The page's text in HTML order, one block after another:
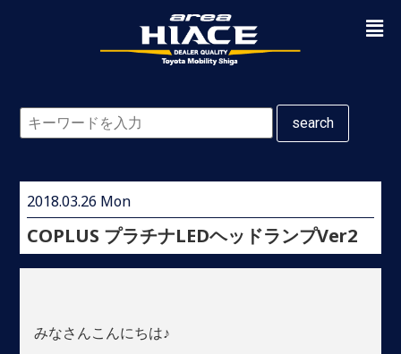
search
2018.03.26 Mon
COPLUS プラチナLEDヘッドランプVer2
みなさんこんにちは♪